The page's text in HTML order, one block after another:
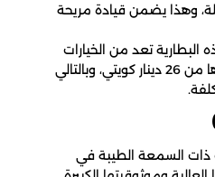
وهذا يضمن قيادة مريحة
البطارية تعد من الخيارات
الاقتصادية، حيث تبدأ أسعارها من 26 دينار كويتي، وبالتالي
ذات السمعة الطيبة في